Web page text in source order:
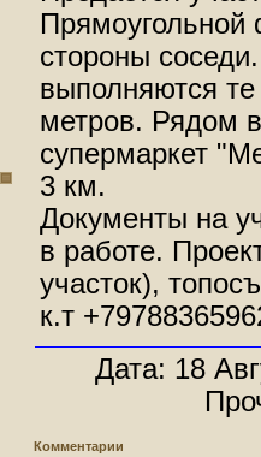
стороны
выполняются те
метров. Рядом
супермаркет
3 км.
Документы на
в работе.
участок),
к.т
Дата: 18
Комментарии